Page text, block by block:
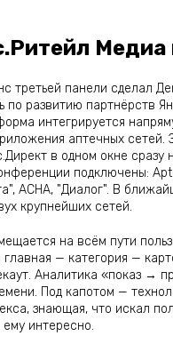
Медиа
третьей панели сделал
по развитию партнёрств
интегрируется
аптечных сетей.
в одном окне сразу
подключены:
АСНА, "Диалог". В
крупнейших сетей.
на всём пути
— категория —
Аналитика «показ →
Под капотом —
знающая, что искал
ему интересно.